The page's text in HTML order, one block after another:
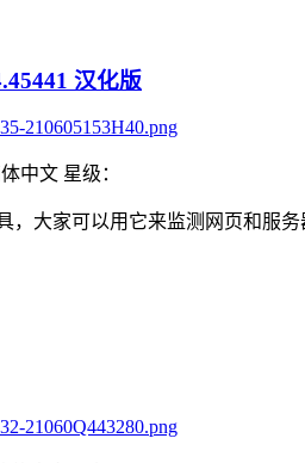
汉化版
中文 星级：
大家可以用它来监测网页和服